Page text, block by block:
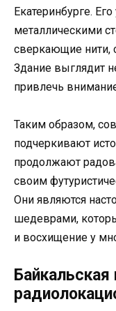
Екатеринбурге.
металлическими
сверкающие
Здание выглядит
привлечь
Таким образом,
подчеркивают
продолжают
своим
Они являются
шедеврами,
и восхищение у